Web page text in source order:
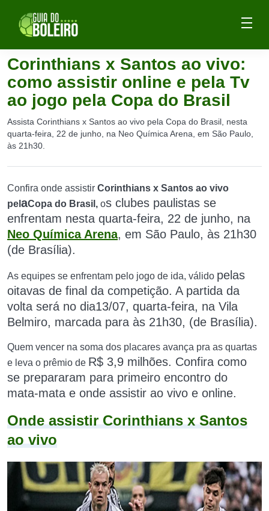
Corinthians x Santos ao vivo:
como assistir online e pela Tv
ao jogo pela Copa do Brasil
Assista Corinthians x Santos ao vivo pela Copa do Brasil, nesta
quarta-feira, 22 de junho, na Neo Química Arena, em São Paulo,
às 21h30.
Confira onde assistir Corinthians x Santos ao vivo
pel aCopa do Brasil, os clubes paulistas se
enfrentam nesta quarta-feira, 22 de junho, na
Neo Química Arena, em São Paulo, às 21h30
(de Brasília).
As equipes se enfrentam pelo jogo de ida, válido pelas
oitavas de final da competição. A partida da
volta será no dia13/07, quarta-feira, na Vila
Belmiro, marcada para às 21h30, (de Brasília).
Quem vencer na soma dos placares avança pra as quartas
e leva o prêmio de R$ 3,9 milhões. Confira como
se prepararam para primeiro encontro do
mata-mata e onde assistir ao vivo e online.
Onde assistir Corinthians x Santos
ao vivo